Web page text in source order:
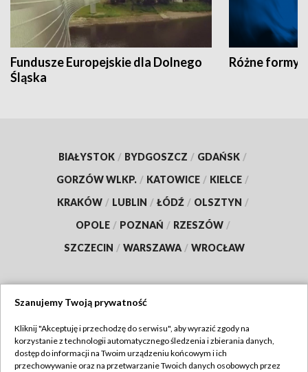
Fundusze Europejskie dla Dolnego
Śląska
Różne formy
BIAŁYSTOK / BYDGOSZCZ / GDAŃSK /
GORZÓW WLKP. / KATOWICE / KIELCE /
KRAKÓW / LUBLIN / ŁÓDŹ / OLSZTYN /
OPOLE / POZNAŃ / RZESZÓW /
SZCZECIN / WARSZAWA / WROCŁAW
TVP
Abonament TVP
Szanujemy Twoją prywatność
Kliknij "Akceptuję i przechodzę do serwisu", aby wyrazić zgody na
korzystanie z technologii automatycznego śledzenia i zbierania danych,
dostęp do informacji na Twoim urządzeniu końcowym i ich
przechowywanie oraz na przetwarzanie Twoich danych osobowych przez